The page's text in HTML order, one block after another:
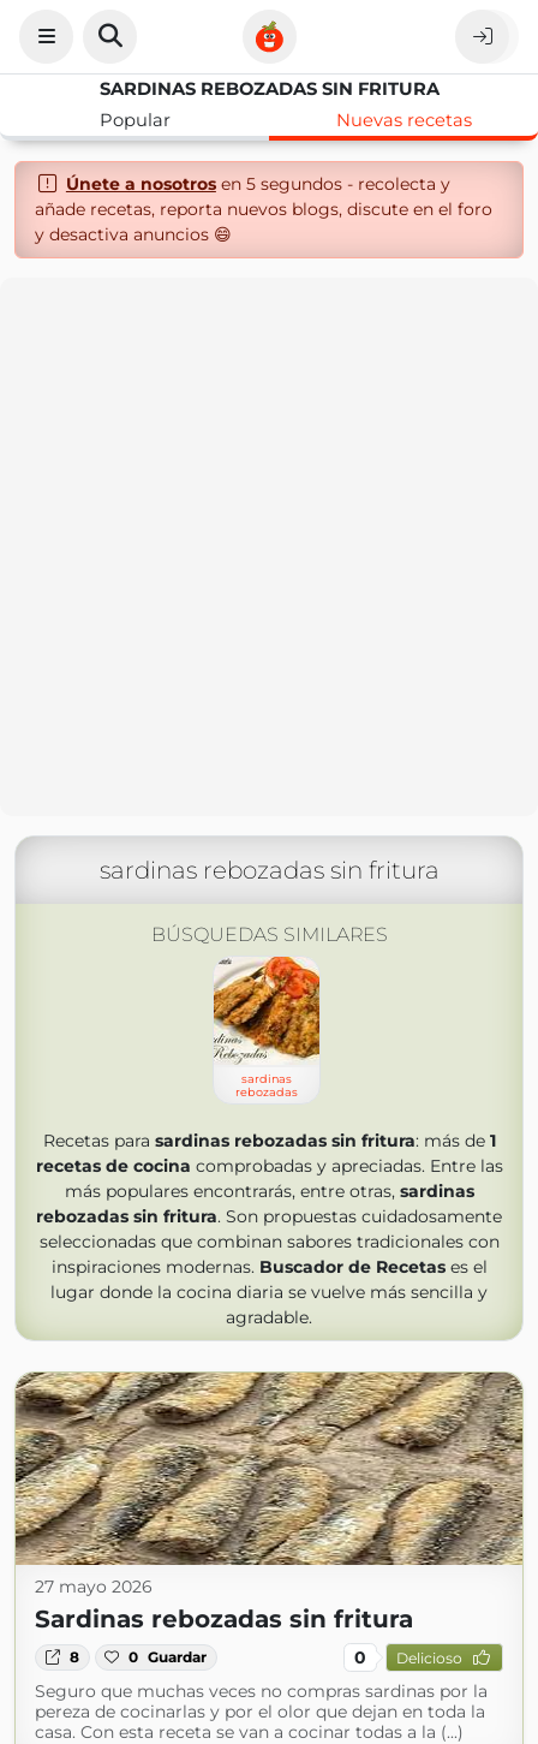
SARDINAS REBOZADAS SIN FRITURA
Popular
Nuevas recetas
Únete a nosotrosen 5 segundos - recolecta y
añade recetas, reporta nuevos blogs, discute en el foro
y desactiva anuncios 😄
sardinas rebozadas sin fritura
BÚSQUEDAS SIMILARES
sardinas
rebozadas
Recetas para sardinas rebozadas sin fritura: más de 1
recetas de cocina comprobadas y apreciadas. Entre las
más populares encontrarás, entre otras, sardinas
rebozadas sin fritura. Son propuestas cuidadosamente
seleccionadas que combinan sabores tradicionales con
inspiraciones modernas. Buscador de Recetases el
lugar donde la cocina diaria se vuelve más sencilla y
agradable.
27 mayo 2026
Sardinas rebozadas sin fritura
8 0 Guardar 0 Delicioso
Seguro que muchas veces no compras sardinas por la
pereza de cocinarlas y por el olor que dejan en toda la
casa. Con esta receta se van a cocinar todas a la (...)